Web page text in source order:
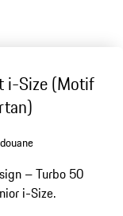
i-Size (Motif
– Turbo 50
i-Size.